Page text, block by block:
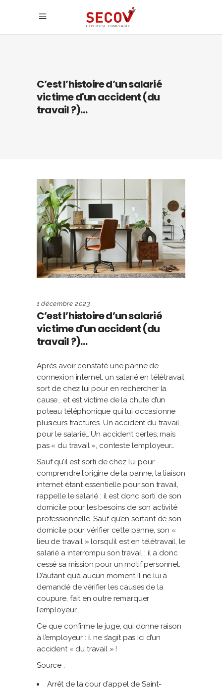
C’est l’histoire d’un salarié
victime d'un accident (du
travail ?)…
1 décembre 2023
C’est l’histoire d’un salarié
victime d'un accident (du
travail ?)…
Après avoir constaté une panne de
connexion internet, un salarié en télétravail
sort de chez lui pour en rechercher la
cause… et est victime de la chute d’un
poteau téléphonique qui lui occasionne
plusieurs fractures. Un accident du travail,
pour le salarié… Un accident certes, mais
pas « du travail », conteste l’employeur…
Sauf qu’il est sorti de chez lui pour
comprendre l’origine de la panne, la liaison
internet étant essentielle pour son travail,
rappelle le salarié : il est donc sorti de son
domicile pour les besoins de son activité
professionnelle. Sauf qu’en sortant de son
domicile pour vérifier cette panne, son «
lieu de travail » lorsqu’il est en télétravail, le
salarié a interrompu son travail ; il a donc
cessé sa mission pour un motif personnel.
D’autant qu’à aucun moment il ne lui a
demandé de vérifier les causes de la
coupure, fait en outre remarquer
l’employeur…
Ce que confirme le juge, qui donne raison
à l’employeur : il ne s’agit pas ici d’un
accident « du travail » !
Source :
Arrêt de la cour d’appel de Saint-